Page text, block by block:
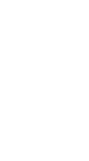
务中心)，是一家